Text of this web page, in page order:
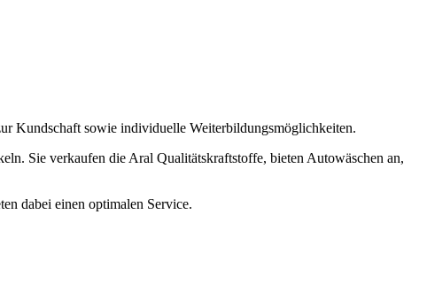
Kundschaft sowie individuelle Weiterbildungsmöglichkeiten.
Sie verkaufen die Aral Qualitätskraftstoffe, bieten Autowäschen an,
dabei einen optimalen Service.